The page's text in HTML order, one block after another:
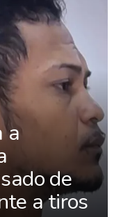
a
de
a tiros